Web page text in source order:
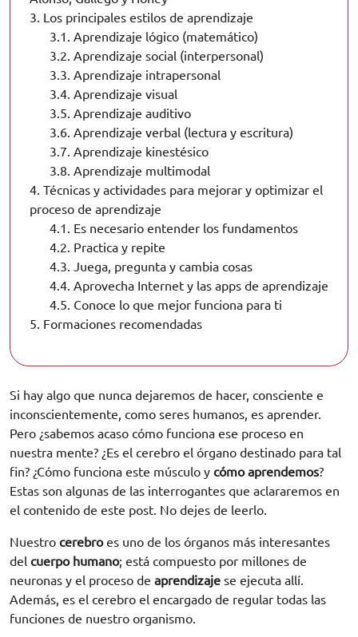
3. Los principales estilos de aprendizaje
3.1. Aprendizaje lógico (matemático)
3.2. Aprendizaje social (interpersonal)
3.3. Aprendizaje intrapersonal
3.4. Aprendizaje visual
3.5. Aprendizaje auditivo
3.6. Aprendizaje verbal (lectura y escritura)
3.7. Aprendizaje kinestésico
3.8. Aprendizaje multimodal
4. Técnicas y actividades para mejorar y optimizar el
proceso de aprendizaje
4.1. Es necesario entender los fundamentos
4.2. Practica y repite
4.3. Juega, pregunta y cambia cosas
4.4. Aprovecha Internet y las apps de aprendizaje
4.5. Conoce lo que mejor funciona para ti
5. Formaciones recomendadas
Si hay algo que nunca dejaremos de hacer, consciente e
inconscientemente, como seres humanos, es aprender.
Pero ¿sabemos acaso cómo funciona ese proceso en
nuestra mente? ¿Es el cerebro el órgano destinado para tal
fin? ¿Cómo funciona este músculo y cómo aprendemos?
Estas son algunas de las interrogantes que aclararemos en
el contenido de este post. No dejes de leerlo.
Nuestro cerebroes uno de los órganos más interesantes
del cuerpo humano; está compuesto por millones de
neuronas y el proceso de aprendizaje se ejecuta allí.
Además, es el cerebro el encargado de regular todas las
funciones de nuestro organismo.